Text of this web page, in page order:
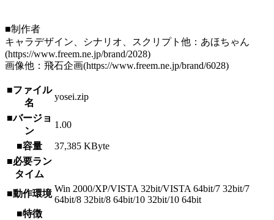
■制作者
キャラデザイン、シナリオ、スクリプト他：あほちゃん
(https://www.freem.ne.jp/brand/2028)
画像他：飛石企画(https://www.freem.ne.jp/brand/6028)
■ファイル
名
yosei.zip
■バージョ
ン
1.00
■容量
37,385 KByte
■必要ラン
タイム
■動作環境 Win 2000/XP/VISTA 32bit/VISTA 64bit/7 32bit/7
64bit/8 32bit/8 64bit/10 32bit/10 64bit
■特徴